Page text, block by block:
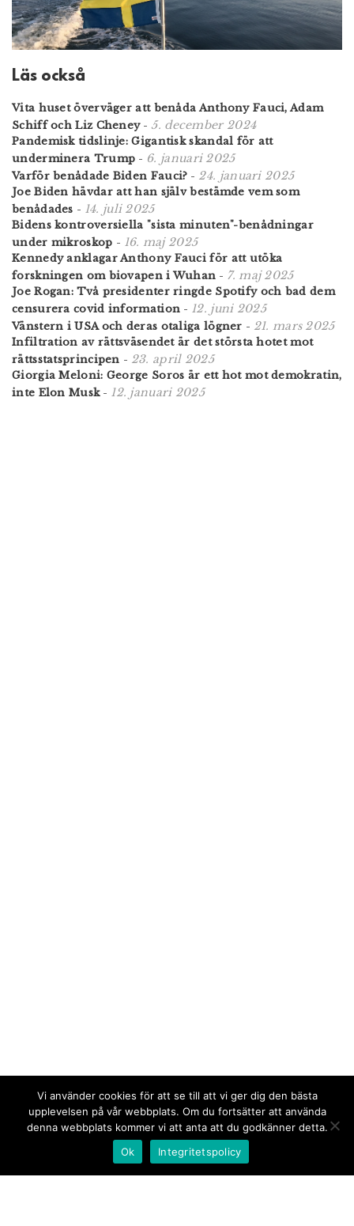
Läs också
Vita huset överväger att benåda Anthony Fauci, Adam
Schiff och Liz Cheney-5. december 2024
Pandemisk tidslinje: Gigantisk skandal för att
underminera Trump - 6. januari 2025
Varför benådade Biden Fauci? - 24. januari 2025
Joe Biden hävdar att han själv bestämde vem som
benådades - 14. juli 2025
Bidens kontroversiella "sista minuten"-benådningar
under mikroskop - 16. maj 2025
Kennedy anklagar Anthony Fauci för att utöka
forskningen om biovapen i Wuhan - 7. maj 2025
Joe Rogan: Två presidenter ringde Spotify och bad dem
censurera covid information - 12. juni 2025
Vänstern i USA och deras otaliga lögner - 21. mars 2025
Infiltration av rättsväsendet är det största hotet mot
rättsstatsprincipen - 23. april 2025
Giorgia Meloni: George Soros är ett hot mot demokratin,
inte Elon Musk- 12. januari 2025
Vi använder cookies för att se till att vi ger dig den bästa
upplevelsen på vår webbplats. Om du fortsätter att använda
denna webbplats kommer vi att anta att du godkänner detta.
Ok
Integritetspolicy